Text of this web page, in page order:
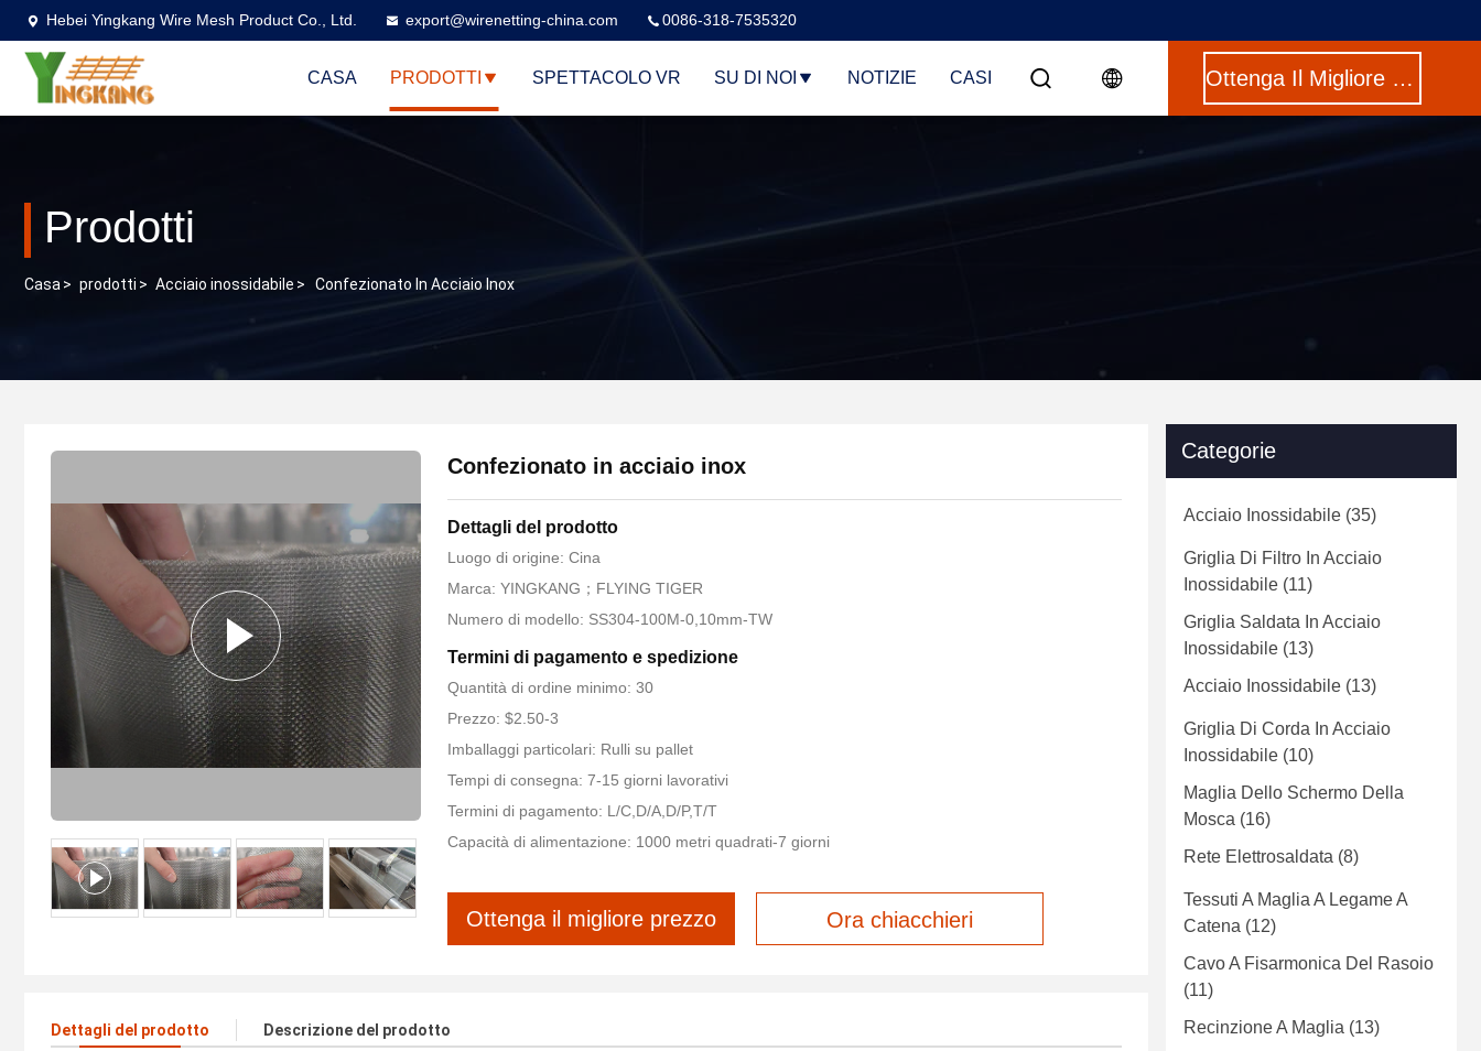
Hebei Yingkang Wire Mesh Product Co., Ltd. export@wirenetting-china.com 0086-318-7535320
CASA PRODOTTI SPETTACOLO VR SU DI NOI NOTIZIE CASI Ottenga Il Migliore Prezzo
Prodotti
Casa> prodotti > Acciaio inossidabile > Confezionato In Acciaio Inox
Confezionato in acciaio inox
Dettagli del prodotto
Luogo di origine: Cina
Marca: YINGKANG；FLYING TIGER
Numero di modello: SS304-100M-0,10mm-TW
Termini di pagamento e spedizione
Quantità di ordine minimo: 30
Prezzo: $2.50-3
Imballaggi particolari: Rulli su pallet
Tempi di consegna: 7-15 giorni lavorativi
Termini di pagamento: L/C,D/A,D/P,T/T
Capacità di alimentazione: 1000 metri quadrati-7 giorni
Ottenga il migliore prezzo Ora chiacchieri
Dettagli del prodotto Descrizione del prodotto
Categorie
Acciaio Inossidabile (35)
Griglia Di Filtro In Acciaio
Inossidabile (11)
Griglia Saldata In Acciaio
Inossidabile (13)
Acciaio Inossidabile (13)
Griglia Di Corda In Acciaio
Inossidabile (10)
Maglia Dello Schermo Della
Mosca (16)
Rete Elettrosaldata (8)
Tessuti A Maglia A Legame A
Catena (12)
Cavo A Fisarmonica Del Rasoio
(11)
Recinzione A Maglia (13)